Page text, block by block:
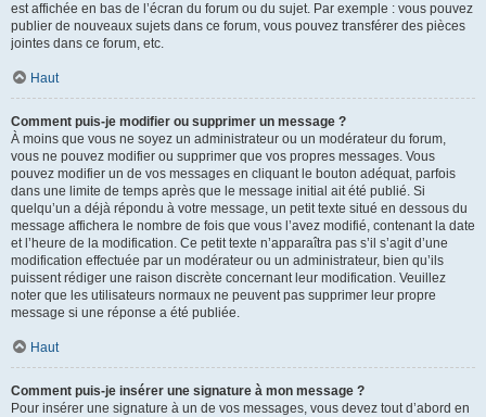
est affichée en bas de l’écran du forum ou du sujet. Par exemple : vous pouvez
publier de nouveaux sujets dans ce forum, vous pouvez transférer des pièces
jointes dans ce forum, etc.
Haut
Comment puis-je modifier ou supprimer un message ?
À moins que vous ne soyez un administrateur ou un modérateur du forum,
vous ne pouvez modifier ou supprimer que vos propres messages. Vous
pouvez modifier un de vos messages en cliquant le bouton adéquat, parfois
dans une limite de temps après que le message initial ait été publié. Si
quelqu’un a déjà répondu à votre message, un petit texte situé en dessous du
message affichera le nombre de fois que vous l’avez modifié, contenant la date
et l’heure de la modification. Ce petit texte n’apparaîtra pas s’il s’agit d’une
modification effectuée par un modérateur ou un administrateur, bien qu’ils
puissent rédiger une raison discrète concernant leur modification. Veuillez
noter que les utilisateurs normaux ne peuvent pas supprimer leur propre
message si une réponse a été publiée.
Haut
Comment puis-je insérer une signature à mon message ?
Pour insérer une signature à un de vos messages, vous devez tout d’abord en